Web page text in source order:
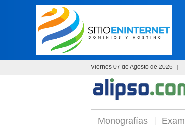
Viernes 07 de Agosto de 2026
Monografías